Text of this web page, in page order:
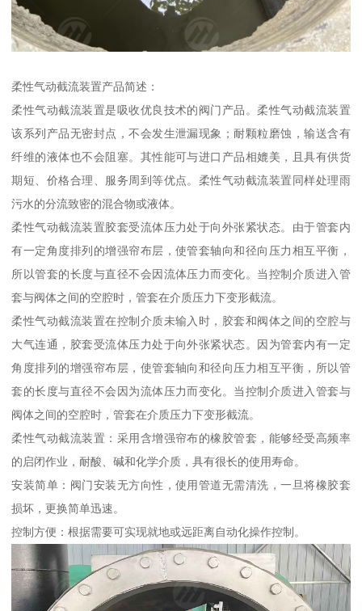
柔性气动截流装置产品简述：
柔性气动截流装置是吸收优良技术的阀门产品。柔性气动截流装置
该系列产品无密封点，不会发生泄漏现象；耐颗粒磨蚀，输送含有
纤维的液体也不会阻塞。其性能可与进口产品相媲美，且具有供货
期短、价格合理、服务周到等优点。柔性气动截流装置同样处理雨
污水的分流致密的混合物或液体。
柔性气动截流装置胶套受流体压力处于向外张紧状态。由于管套内
有一定角度排列的增强帘布层，使管套轴向和径向压力相互平衡，
所以管套的长度与直径不会因流体压力而变化。当控制介质进入管
套与阀体之间的空腔时，管套在介质压力下变形截流。
柔性气动截流装置在控制介质未输入时，胶套和阀体之间的空腔与
大气连通，胶套受流体压力处于向外张紧状态。因为管套内有一定
角度排列的增强帘布层，使管套轴向和径向压力相互平衡，所以管
套的长度与直径不会因为流体压力而变化。当控制介质进入管套与
阀体之间的空腔时，管套在介质压力下变形截流。
柔性气动截流装置：采用含增强帘布的橡胶管套，能够经受高频率
的启闭作业，耐酸、碱和化学介质，具有很长的使用寿命。
安装简单：阀门安装无方向性，使用管道无需清洗，一旦将橡胶套
损坏，更换简单迅速。
控制方便：根据需要可实现就地或远距离自动化操作控制。